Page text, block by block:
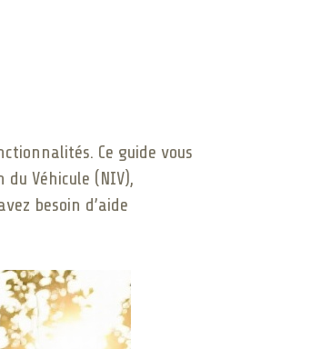
Ce guide vous
Véhicule (NIV),
besoin d’aide